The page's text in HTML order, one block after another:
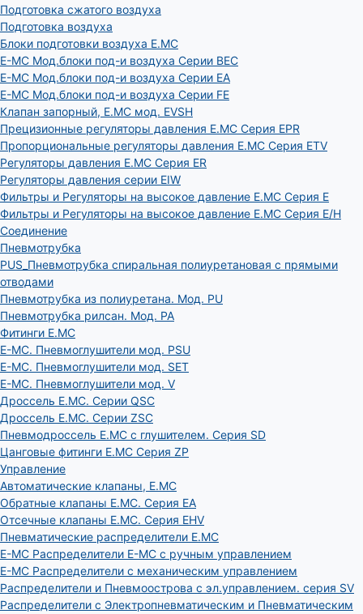
Подготовка сжатого воздуха
Подготовка воздуха
Блоки подготовки воздуха E.MC
E-MC Мод.блоки под-и воздуха Серии BEC
E-MC Мод.блоки под-и воздуха Серии EA
E-MC Мод.блоки под-и воздуха Серии FE
Клапан запорный, E.MC мод. EVSH
Прецизионные регуляторы давления E.MC Серия EPR
Пропорциональные регуляторы давления E.MC Серия ETV
Регуляторы давления E.MC Серия ER
Регуляторы давления серии EIW
Фильтры и Регуляторы на высокое давление E.MC Серия E
Фильтры и Регуляторы на высокое давление E.MC Серия E/H
Соединение
Пневмотрубка
PUS_Пневмотрубка спиральная полиуретановая с прямыми
отводами
Пневмотрубка из полиуретана. Мод. РU
Пневмотрубка рилсан. Мод. PA
Фитинги E.MC
E-MC. Пневмоглушители мод. PSU
E-MC. Пневмоглушители мод. SET
E-MC. Пневмоглушители мод. V
Дроссель E.MC. Серии QSC
Дроссель E.MC. Серии ZSC
Пневмодроссель E.MC с глушителем. Серия SD
Цанговые фитинги E.MC Серия ZP
Управление
Автоматические клапаны, Е.МС
Обратные клапаны E.MC. Серия EA
Отсечные клапаны E.MC. Серия EHV
Пневматические распределители E.MC
E-MC Распределители E-MC с ручным управлением
E-MC Распределители с механическим управлением
Распределители и Пневмоострова с эл.управлением. серия SV
Распределители с Электропневматическим и Пневматическим